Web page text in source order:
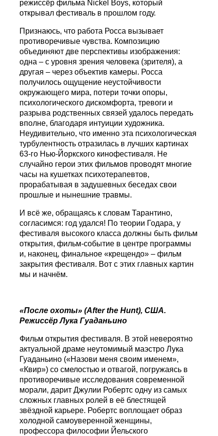
режиссёр фильма Nickel Boys, который
открывал фестиваль в прошлом году.
Признаюсь, что работа Росса вызывает
противоречивые чувства. Композицию
объединяют две перспективы изображения:
одна – с уровня зрения человека (зрителя), а
другая – через объектив камеры. Росса
получилось ощущение неустойчивости
окружающего мира, потери точки опоры,
психологического дискомфорта, тревоги и
разрыва родственных связей удалось передать
вполне, благодаря интуиции художника.
Неудивительно, что именно эта психологическая
турбулентность отразилась в лучших картинах
63-го Нью-Йоркского кинофестиваля. Не
случайно герои этих фильмов проводят многие
часы на кушетках психотерапевтов,
прорабатывая в задушевных беседах свои
прошлые и нынешние травмы.
И всё же, обращаясь к словам Тарантино,
согласимся: год удался! По теории Годара, у
фестиваля высокого класса должны быть фильм
открытия, фильм-событие в центре программы
и, наконец, финальное «крещендо» – фильм
закрытия фестиваля. Вот с этих главных картин
мы и начнём.
«После охоты» (After the Hunt), США.
Режиссёр Лука Гуаданьино
Фильм открытия фестиваля. В этой невероятно
актуальной драме неутомимый маэстро Лука
Гуаданьино («Назови меня своим именем»,
«Квир») со смелостью и отвагой, погружаясь в
противоречивые исследования современной
морали, дарит Джулии Робертс одну из самых
сложных главных ролей в её блестящей
звёздной карьере. Робертс воплощает образ
холодной самоуверенной женщины,
профессора философии Йельского